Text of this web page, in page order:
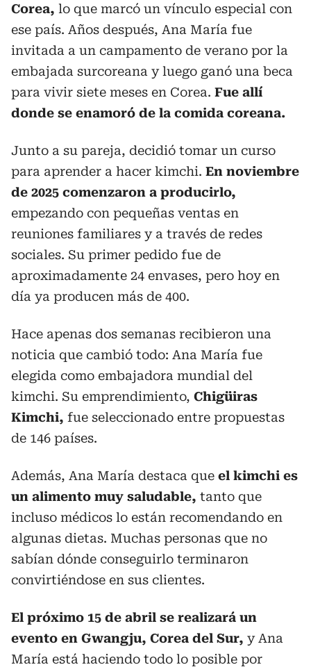
Corea, lo que marcó un vínculo especial con
ese país. Años después, Ana María fue
invitada a un campamento de verano por la
embajada surcoreana y luego ganó una beca
para vivir siete meses en Corea. Fue allí
donde se enamoró de la comida coreana.
Junto a su pareja, decidió tomar un curso
para aprender a hacer kimchi. En noviembre
de 2025 comenzaron a producirlo,
empezando con pequeñas ventas en
reuniones familiares y a través de redes
sociales. Su primer pedido fue de
aproximadamente 24 envases, pero hoy en
día ya producen más de 400.
Hace apenas dos semanas recibieron una
noticia que cambió todo: Ana María fue
elegida como embajadora mundial del
kimchi. Su emprendimiento, Chigüiras
Kimchi, fue seleccionado entre propuestas
de 146 países.
Además, Ana María destaca que el kimchi es
un alimento muy saludable, tanto que
incluso médicos lo están recomendando en
algunas dietas. Muchas personas que no
sabían dónde conseguirlo terminaron
convirtiéndose en sus clientes.
El próximo 15 de abril se realizará un
evento en Gwangju, Corea del Sur, y Ana
María está haciendo todo lo posible por